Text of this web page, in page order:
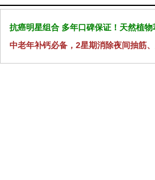
抗癌明星组合 多年口碑保证！天然植
中老年补钙必备，2星期消除夜间抽筋